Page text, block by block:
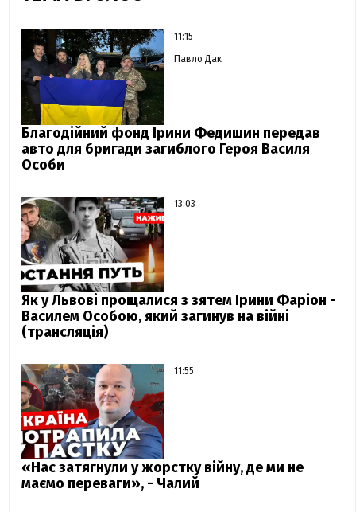
11:15
Павло Дак
Благодійний фонд Ірини Федишин передав
авто для бригади загиблого Героя Василя
Особи
13:03
Як у Львові прощалися з зятем Ірини Фаріон -
Василем Особою, який загинув на війні
(трансляція)
11:55
«Нас затягнули у жорстку війну, де ми не
маємо переваги», - Чалий